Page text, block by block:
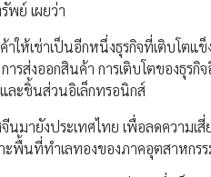
ย์ เผยว่า
ให้เช่าเป็นอีกหนึ่งธุรกิจที่เติบโตแ
ส่งออกสินค้า การเติบโตของธุรกิ
ละชิ้นส่วนอิเล็กทรอนิกส์
นมายังประเทศไทย เพื่อลดความ
ะพื้นที่ทำเลทองของภาคอุตสาหกร